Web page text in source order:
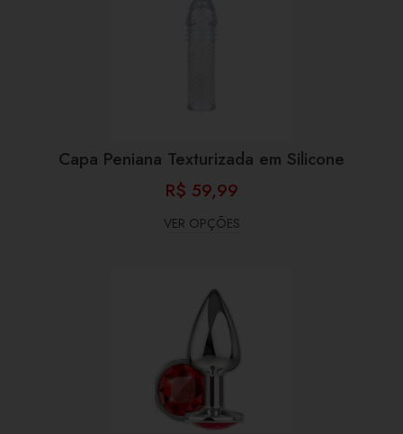
Capa Peniana Texturizada em Silicone
R$ 59,99
VER OPÇÕES